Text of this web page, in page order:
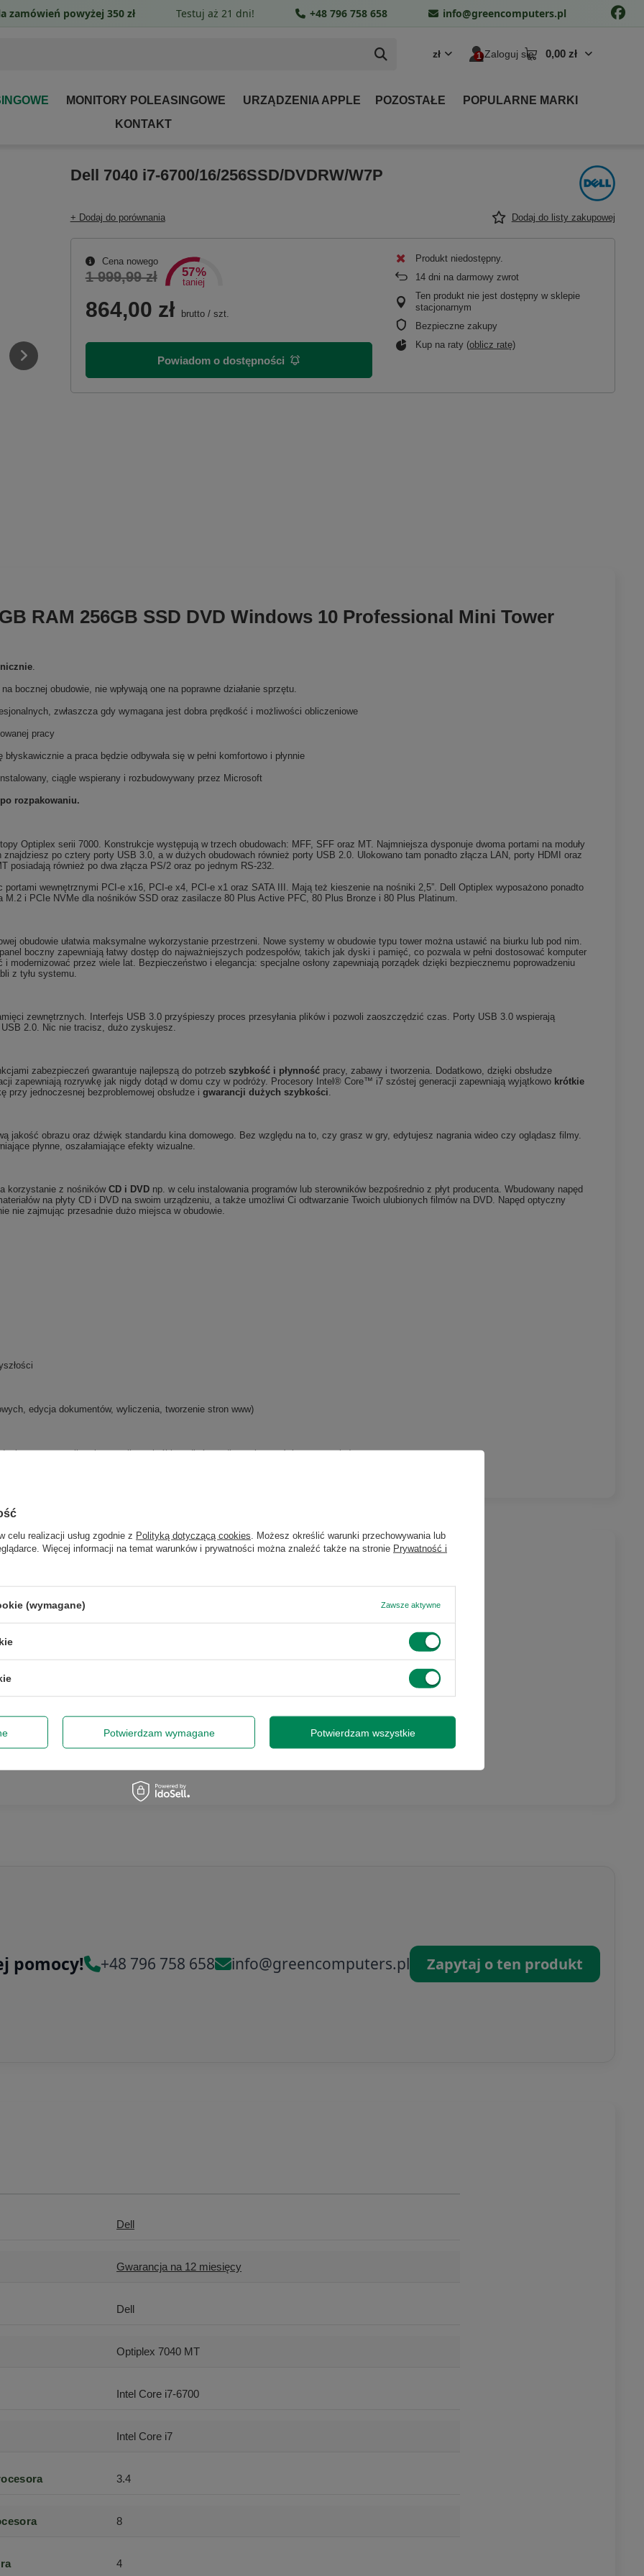
zł Zaloguj się 0,00 zł
MONITORY POLEASINGOWE URZĄDZENIA APPLE POZOSTAŁE
POPULARNE MARKI
KONTAKT
Dell 7040 i7-6700/16/256SSD/DVDRW/W7P
+ Dodaj do porównania Dodaj do listy zakupowej
Cena nowego
1 999,99 zł 57%
taniej
864,00 zł brutto/ szt.
Powiadom o dostępności
Produkt niedostępny
14 dni na darmowy zwrot
Ten produkt nie jest dostępny w sklepie
stacjonarnym
Bezpieczne zakupy
Kup na raty (oblicz ratę)
RAM 256GB SSD DVD Windows 10 Professional Mini Tower
.
bocznej obudowie, nie wpływają one na poprawne działanie sprzętu.
zwłaszcza gdy wymagana jest dobra prędkość i możliwości obliczeniowe
pracy
a praca będzie odbywała się w pełni komfortowo i płynnie
ciągle wspierany i rozbudowywany przez Microsoft
rozpakowaniu.
Optiplex serii 7000. Konstrukcje występują w trzech obudowach: MFF, SFF oraz MT. Najmniejsza dysponuje dwoma portami na moduły
po cztery porty USB 3.0, a w dużych obudowach również porty USB 2.0. Ulokowano tam ponadto złącza LAN, porty HDMI oraz
posiadają również po dwa złącza PS/2 oraz po jednym RS-232.
wewnętrznymi PCI-e x16, PCI-e x4, PCI-e x1 oraz SATA III. Mają też kieszenie na nośniki 2,5”. Dell Optiplex wyposażono ponadto
M.2 i PCIe NVMe dla nośników SSD oraz zasilacze 80 Plus Active PFC, 80 Plus Bronze i 80 Plus Platinum.
obudowie ułatwia maksymalne wykorzystanie przestrzeni. Nowe systemy w obudowie typu tower można ustawić na biurku lub pod nim.
boczny zapewniają łatwy dostęp do najważniejszych podzespołów, takich jak dyski i pamięć, co pozwala w pełni dostosować komputer
przez wiele lat. Bezpieczeństwo i elegancja: specjalne osłony zapewniają porządek dzięki bezpiecznemu poprowadzeniu
z tyłu systemu.
zewnętrznych. Interfejs USB 3.0 przyśpieszy proces przesyłania plików i pozwoli zaoszczędzić czas. Porty USB 3.0 wspierają
2.0. Nic nie tracisz, dużo zyskujesz.
zabezpieczeń gwarantuje najlepszą do potrzebszybkość i płynność pracy, zabawy i tworzenia. Dodatkowo, dzięki obsłudze
zapewniają rozrywkę jak nigdy dotąd w domu czy w podróży. Procesory Intel® Core™ i7 szóstej generacji zapewniają wyjątkowo krótkie
przy jednoczesnej bezproblemowej obsłudze igwarancji dużych szybkości.
jakość obrazu oraz dźwięk standardu kina domowego. Bez względu na to, czy grasz w gry, edytujesz nagrania wideo czy oglądasz filmy.
płynne, oszałamiające efekty wizualne.
korzystanie z nośnikówCD i DVD np. w celu instalowania programów lub sterowników bezpośrednio z płyt producenta. Wbudowany napęd
na płyty CD i DVD na swoim urządzeniu, a także umożliwi Ci odtwarzanie Twoich ulubionych filmów na DVD. Napęd optyczny
nie zajmując przesadnie dużo miejsca w obudowie.
edycja dokumentów, wyliczenia, tworzenie stron www)
poczty email, zakupy online, obróbka zdjęć, media społecznościowe, youtube)
pomocy! +48 796 758 658 info@greencomputers.pl Zapytaj o ten produkt
Dell
Gwarancja na 12 miesięcy
Dell
Optiplex 7040 MT
Intel Core i7-6700
Intel Core i7
3.4
8
4
zamówień powyżej 350 zł Testuj aż 21 dni! +48 796 758 658 info@greencomputers.pl
celu realizacji usług zgodnie z Polityką dotyczącą cookies . Możesz określić warunki przechowywania lub
Więcej informacji na temat warunków i prywatności można znaleźć także na stronie Prywatność i
(wymagane) Zawsze aktywne
Potwierdzam wymagane Potwierdzam wszystkie